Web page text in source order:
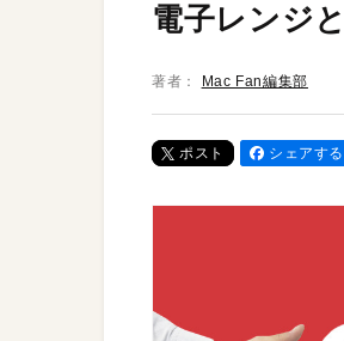
電子レンジ
著者： Mac Fan編集部
ポスト シェアする